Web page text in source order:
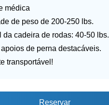
médica
de peso de 200-250 lbs.
da cadeira de rodas: 40-50 lbs.
de perna destacáveis.
transportável!
Reservar